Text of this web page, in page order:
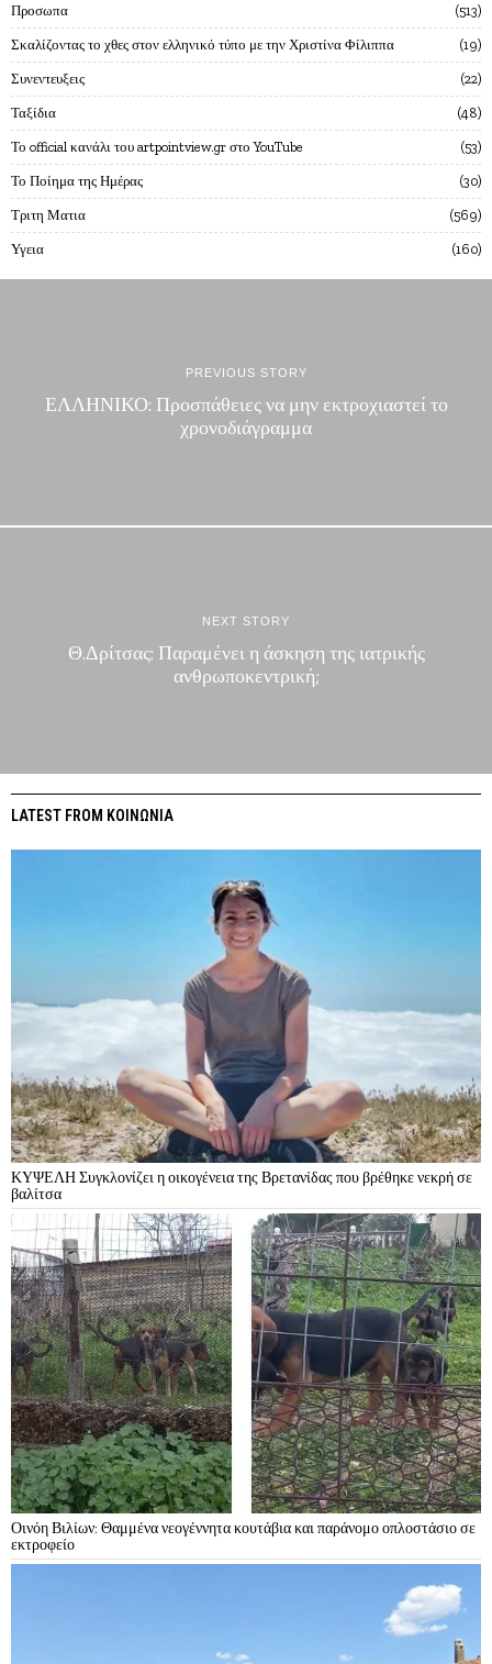
Προσωπα 513
Σκαλίζοντας το χθες στον ελληνικό τύπο με την Χριστίνα Φίλιππα 19
Συνεντευξεις 22
Ταξίδια 48
Το official κανάλι του artpointview.gr στο YouTube 53
Το Ποίημα της Ημέρας 30
Τριτη Ματια 569
Υγεια 160
PREVIOUS STORY
ΕΛΛΗΝΙΚΟ: Προσπάθειες να μην εκτροχιαστεί το
χρονοδιάγραμμα
NEXT STORY
Θ.Δρίτσας: Παραμένει η άσκηση της ιατρικής
ανθρωποκεντρική;
LATEST FROM ΚΟΙΝΩΝΙΑ
ΚΥΨΕΛΗ Συγκλονίζει η οικογένεια της Βρετανίδας που βρέθηκε νεκρή σε
βαλίτσα
Οινόη Βιλίων: Θαμμένα νεογέννητα κουτάβια και παράνομο οπλοστάσιο σε
εκτροφείο